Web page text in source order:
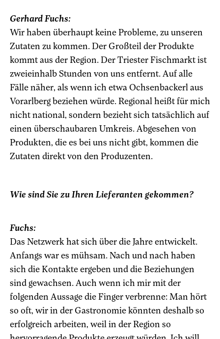
Gerhard Fuchs:
Wir haben überhaupt keine Probleme, zu unseren
Zutaten zu kommen. Der Großteil der Produkte
kommt aus der Region. Der Triester Fischmarkt ist
zweieinhalb Stunden von uns entfernt. Auf alle
Fälle näher, als wenn ich etwa Ochsenbackerl aus
Vorarlberg beziehen würde. Regional heißt für mich
nicht national, sondern bezieht sich tatsächlich auf
einen überschaubaren Umkreis. Abgesehen von
Produkten, die es bei uns nicht gibt, kommen die
Zutaten direkt von den Produzenten.
Wie sind Sie zu Ihren Lieferanten gekommen?
Fuchs:
Das Netzwerk hat sich über die Jahre entwickelt.
Anfangs war es mühsam. Nach und nach haben
sich die Kontakte ergeben und die Beziehungen
sind gewachsen. Auch wenn ich mir mit der
folgenden Aussage die Finger verbrenne: Man hört
so oft, wir in der Gastronomie könnten deshalb so
erfolgreich arbeiten, weil in der Region so